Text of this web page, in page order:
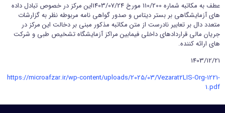
سمیس
ورود اعضا
عطف به مکاتبه شماره 110/200 مورخ 1403/07/24این مرکز در خصوص تبادل داده
های آزمایشگاهی بر بستر دیتاس و صدور گواهی نامه مربوطه نظر به گزارشات
متعدد دال بر تعابیر نادرست از متن مکاتبه مذکور مبنی بر دخالت این مرکز در
جریان مالی قراردادهای داخلی فیمابین مراکز آزمایشگاه تشخیص طبی و شرکت
های ارائه کننده.
1403/12/21
https://microafzar.ir/wp-content/uploads/2025/03/Vezarat2LIS-Org-1221-
1.pdf